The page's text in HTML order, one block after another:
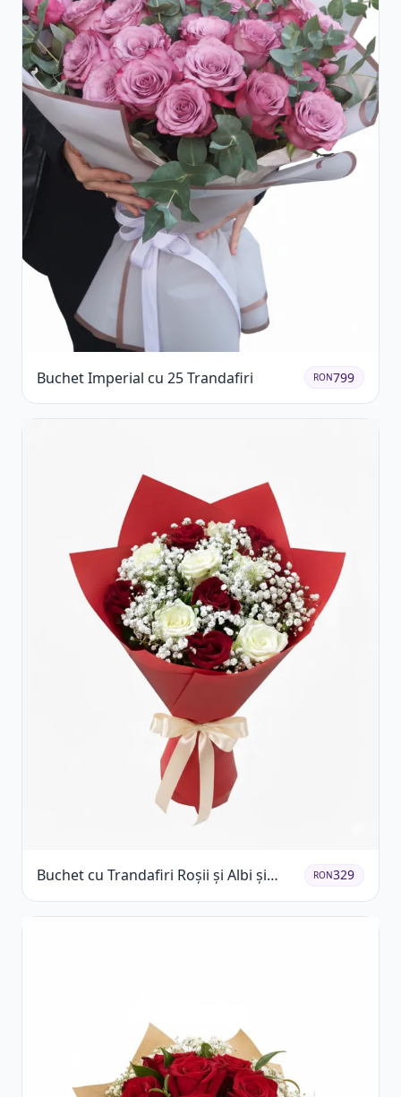
Buchet Imperial cu 25 Trandafiri RON799
Buchet cu Trandafiri Roșii și Albi și
Gypsophila
RON329